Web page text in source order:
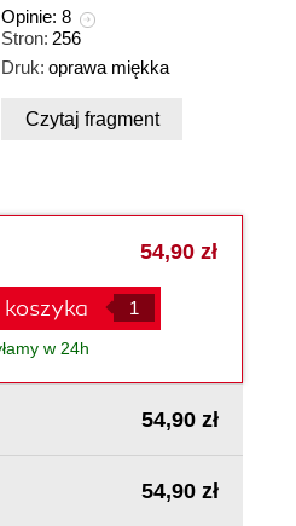
Opinie: 8
Stron: 256
Druk: oprawa miękka
Czytaj fragment
54,90 zł
w 24h
54,90 zł
54,90 zł